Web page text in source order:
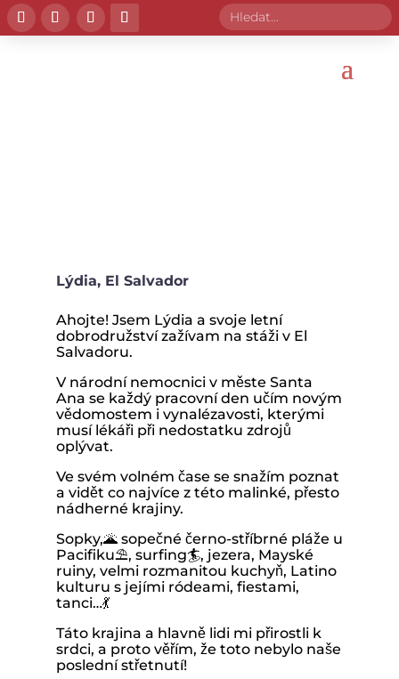
Lýdia, El Salvador
Ahojte! Jsem Lýdia a svoje letní
dobrodružství zažívam na stáži v El
Salvadoru.
V národní nemocnici v měste Santa
Ana se každý pracovní den učím novým
vědomostem i vynalézavosti, kterými
musí lékáři při nedostatku zdrojů
oplývat.
Ve svém volném čase se snažím poznat
a vidět co najvíce z této malinké, přesto
nádherné krajiny.
Sopky,🌋 sopečné černo-stříbrné pláže u
Pacifiku⛱️, surfing🏄, jezera, Mayské
ruiny, velmi rozmanitou kuchyň, Latino
kulturu s jejími ródeami, fiestami,
tanci…💃
Táto krajina a hlavně lidi mi přirostli k
srdci, a proto věřím, že toto nebylo naše
poslední střetnutí!